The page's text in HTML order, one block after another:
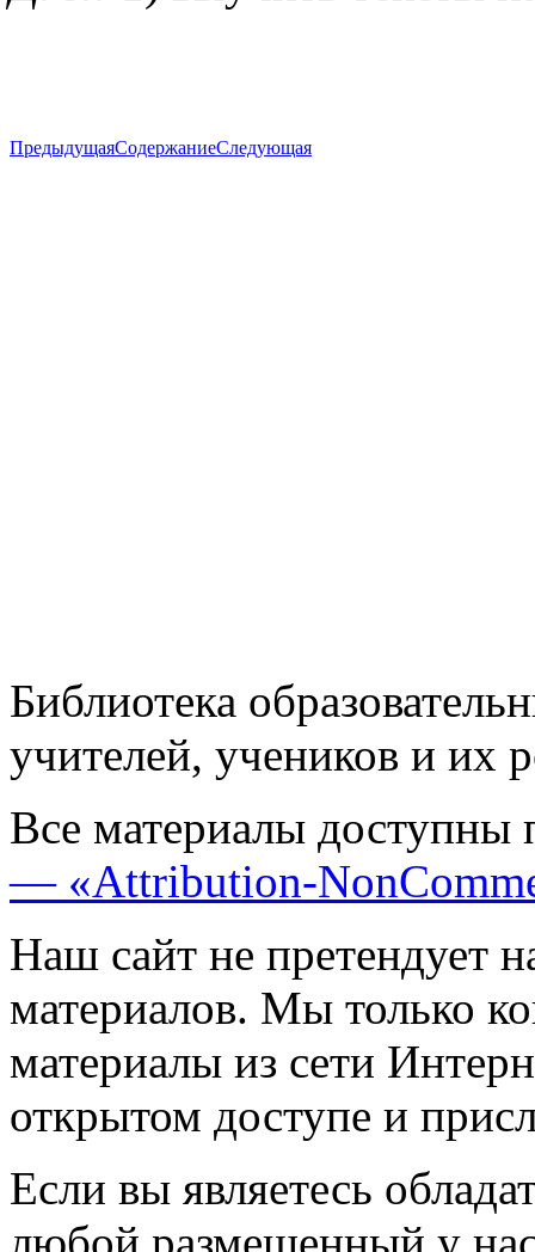
ПредыдущаяСодержаниеСледующая
Библиотека
учителей, учеников и их
Все материалы доступны
— «Attribution-
Наш сайт не претендует
материалов. Мы только
материалы из сети
открытом доступе и
Если вы являетесь
любой размещенный у